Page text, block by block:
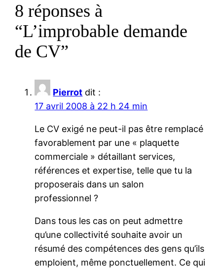
8 réponses à
“L’improbable demande
de CV”
Pierrot dit :
17 avril 2008 à 22 h 24 min
Le CV exigé ne peut-il pas être remplacé
favorablement par une « plaquette
commerciale » détaillant services,
références et expertise, telle que tu la
proposerais dans un salon
professionnel ?
Dans tous les cas on peut admettre
qu’une collectivité souhaite avoir un
résumé des compétences des gens qu’ils
emploient, même ponctuellement. Ce qui